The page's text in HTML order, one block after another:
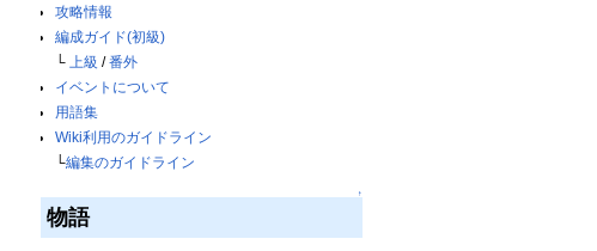
攻略情報
編成ガイド(初級)
└
上級 /番外
イベントについて
用語集
Wiki利用のガイドライン
└編集のガイドライン
↑
物語